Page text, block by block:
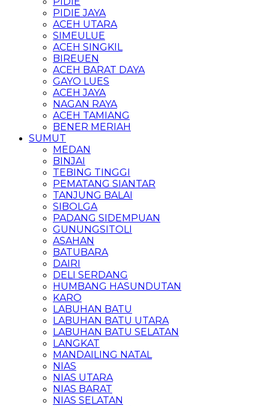
PIDIE JAYA
ACEH UTARA
SIMEULUE
ACEH SINGKIL
BIREUEN
ACEH BARAT DAYA
GAYO LUES
ACEH JAYA
NAGAN RAYA
ACEH TAMIANG
BENER MERIAH
SUMUT
MEDAN
BINJAI
TEBING TINGGI
PEMATANG SIANTAR
TANJUNG BALAI
SIBOLGA
PADANG SIDEMPUAN
GUNUNGSITOLI
ASAHAN
BATUBARA
DAIRI
DELI SERDANG
HUMBANG HASUNDUTAN
KARO
LABUHAN BATU
LABUHAN BATU UTARA
LABUHAN BATU SELATAN
LANGKAT
MANDAILING NATAL
NIAS
NIAS UTARA
NIAS BARAT
NIAS SELATAN